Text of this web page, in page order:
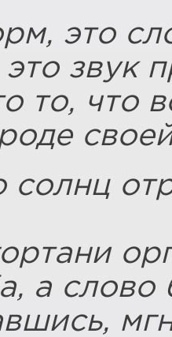
это
это звук
то, что
а слово